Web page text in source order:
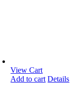
View Cart
Add to cart Details